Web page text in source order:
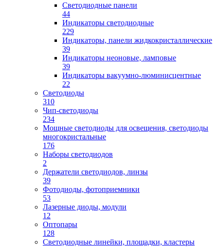
Светодиодные панели
44
Индикаторы светодиодные
229
Индикаторы, панели жидкокристаллические
39
Индикаторы неоновые, ламповые
39
Индикаторы вакуумно-люминисцентные
22
Светодиоды
310
Чип-светодиоды
234
Мощные светодиоды для освещения, светодиоды
многокристальные
176
Наборы светодиодов
2
Держатели светодиодов, линзы
39
Фотодиоды, фотоприемники
53
Лазерные диоды, модули
12
Оптопары
128
Светодиодные линейки, площадки, кластеры